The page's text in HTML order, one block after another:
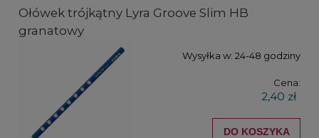
Ołówek trójkątny Lyra Groove Slim HB
granatowy
Wysyłka w: 24-48 godziny
Cena:
2,40 zł
DO KOSZYKA